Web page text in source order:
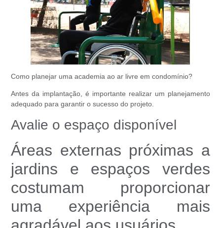
Como planejar uma academia ao ar livre em condomínio?
Antes da implantação, é importante realizar um planejamento
adequado para garantir o sucesso do projeto.
Avalie o espaço disponível
Áreas externas próximas a
jardins e espaços verdes
costumam proporcionar
uma experiência mais